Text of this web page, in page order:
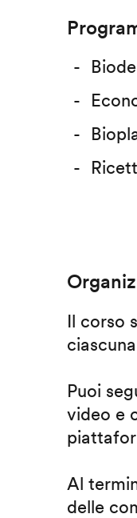
Il corso
ciascuna
Puoi
video e
Al
delle